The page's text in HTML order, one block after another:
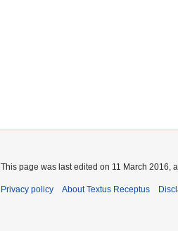
This page was last edited on 11 March 2016,
Privacy policy About Textus Receptus